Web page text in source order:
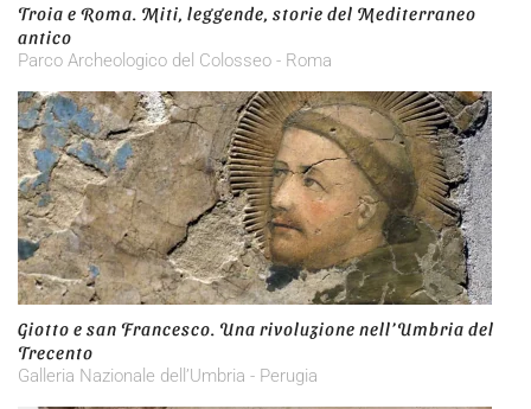
Troia e Roma. Miti, leggende, storie del Mediterraneo
antico
Parco Archeologico del Colosseo - Roma
Giotto e san Francesco. Una rivoluzione nell’Umbria del
Trecento
Galleria Nazionale dell’Umbria - Perugia